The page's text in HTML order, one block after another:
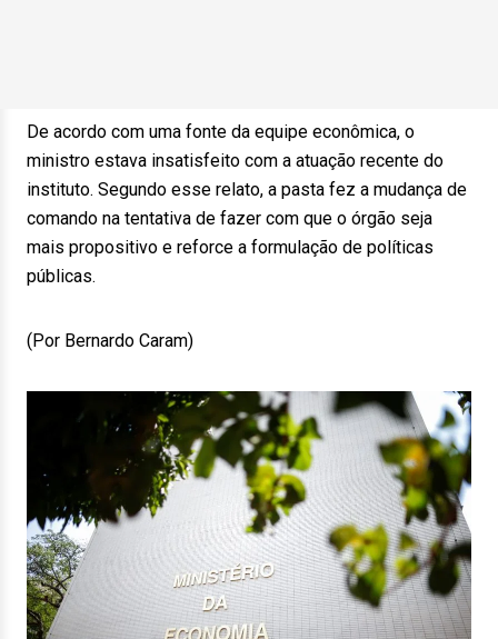
De acordo com uma fonte da equipe econômica, o
ministro estava insatisfeito com a atuação recente do
instituto. Segundo esse relato, a pasta fez a mudança de
comando na tentativa de fazer com que o órgão seja
mais propositivo e reforce a formulação de políticas
públicas.
(Por Bernardo Caram)